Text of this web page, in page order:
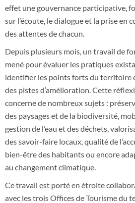
effet une gouvernance participative,
sur l’écoute, le dialogue et la prise en
des attentes de chacun.
Depuis plusieurs mois, un travail de
mené pour évaluer les pratiques
identifier les points forts du territoire
des pistes d’amélioration. Cette
concerne de nombreux sujets :
des paysages et de la biodiversité,
gestion de l’eau et des déchets,
des savoir-faire locaux, qualité de
bien-être des habitants ou encore
au changement climatique.
Ce travail est porté en étroite
avec les trois Offices de Tourisme du